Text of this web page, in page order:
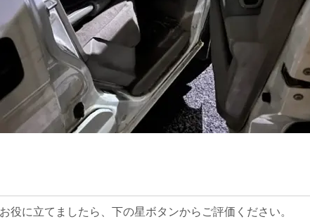
役に立てましたら、下の星ボタンからご評価ください。